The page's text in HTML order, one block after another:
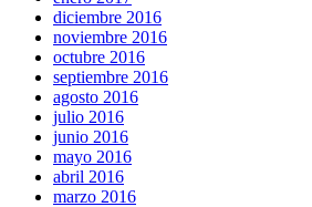
diciembre 2016
noviembre 2016
octubre 2016
septiembre 2016
agosto 2016
julio 2016
junio 2016
mayo 2016
abril 2016
marzo 2016